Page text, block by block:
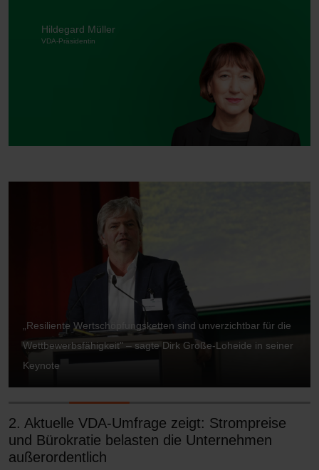
Hildegard Müller
VDA-Präsidentin
„Resiliente Wertschöpfungsketten sind unverzichtbar für die
Wettbewerbsfähigkeit" – sagte Dirk Große-Loheide in seiner
Keynote
2. Aktuelle VDA-Umfrage zeigt: Strompreise
und Bürokratie belasten die Unternehmen
außerordentlich